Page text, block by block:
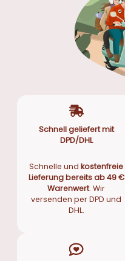
Schnell geliefert mit
DPD/DHL
Schnelle undkostenfreie
Lieferung bereits ab 49 €
Warenwert. Wir
versenden per DPD und
DHL.